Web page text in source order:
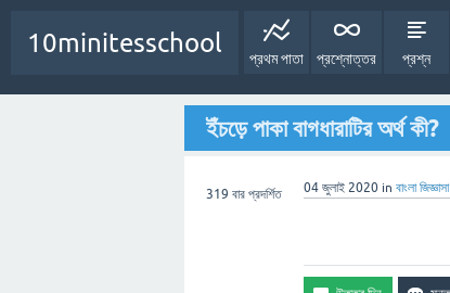
10minitesschool
প্রথম পাতা প্রশ্নোত্তর প্রশ্ন
ইঁচড়ে পাকা বাগধারাটির অর্থ কী?
319 বার প্রদর্শিত 04 জুলাই 2020 in বাংলা জিজ্ঞাসা